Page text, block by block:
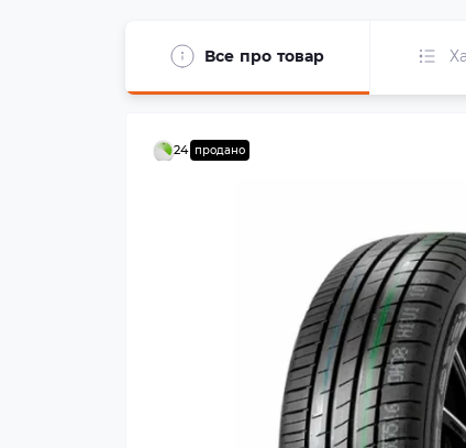
Все про товар
24 продано